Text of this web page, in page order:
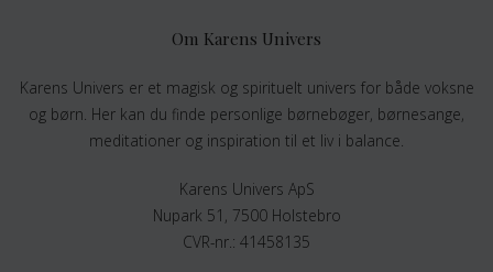
Om Karens Univers
Karens Univers er et magisk og spirituelt univers for både voksne
og børn. Her kan du finde personlige børnebøger, børnesange,
meditationer og inspiration til et liv i balance.
Karens Univers ApS
Nupark 51, 7500 Holstebro
CVR-nr.: 41458135